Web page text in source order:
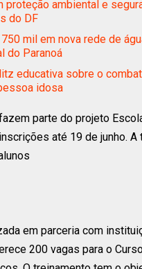
proteção ambiental e
do DF
mil em nova rede de
do Paranoá
educativa sobre o
idosa
parte do projeto
até 19 de junho. A
em parceria com
200 vagas para o